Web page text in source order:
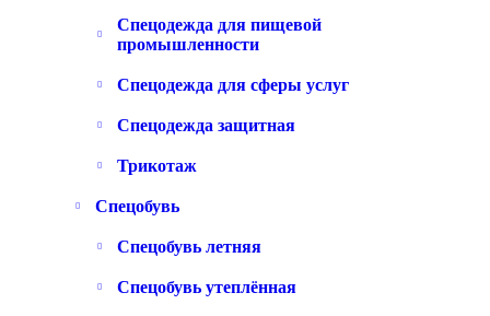
Спецодежда для пищевой
промышленности
Спецодежда для сферы услуг
Спецодежда защитная
Трикотаж
Спецобувь
Спецобувь летняя
Спецобувь утеплённая